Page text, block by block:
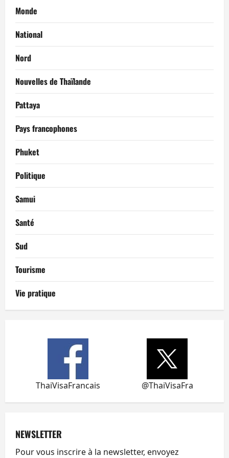
Monde
National
Nord
Nouvelles de Thaïlande
Pattaya
Pays francophones
Phuket
Politique
Samui
Santé
Sud
Tourisme
Vie pratique
ThaiVisaFrancais @ThaiVisaFra
NEWSLETTER
Pour vous inscrire à la newsletter, envoyez